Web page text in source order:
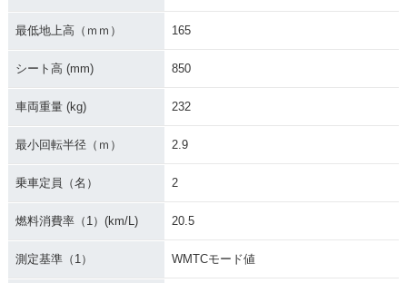
最低地上高（ｍｍ） 165
シート高 (mm) 850
車両重量 (kg) 232
最小回転半径（ｍ） 2.9
乗車定員（名） 2
燃料消費率（1）(km/L) 20.5
測定基準（1） WMTCモード値